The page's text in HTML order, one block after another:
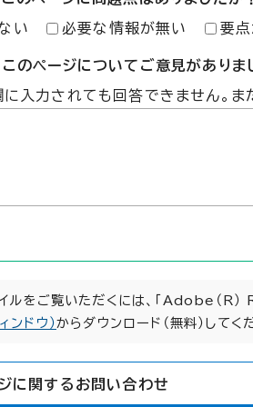
い 必要な情報が無い 要
このページについてご意見がありま
に入力されても回答できません。
ルをご覧いただくには、「Adobe（R）
ンドウ）からダウンロード（無料）してく
に関する お問い合わせ